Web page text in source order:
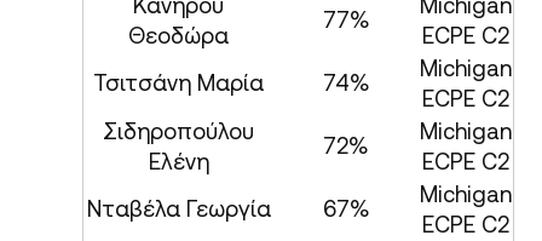
Θεοδώρα
77%
ECPE C2
Τσιτσάνη Μαρία
74%
Michigan
ECPE C2
Σιδηροπούλου
Ελένη
72%
Michigan
ECPE C2
Νταβέλα Γεωργία
67%
Michigan
ECPE C2